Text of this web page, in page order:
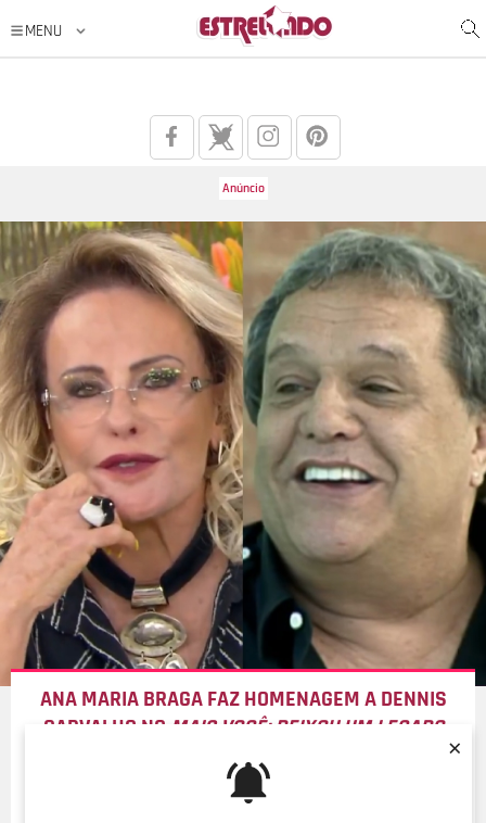
×
ANA MARIA BRAGA FAZ HOMENAGEM A DENNIS
CARVALHO NO MAIS VOCÊ: DEIXOU UM LEGADO
BEM BONITO